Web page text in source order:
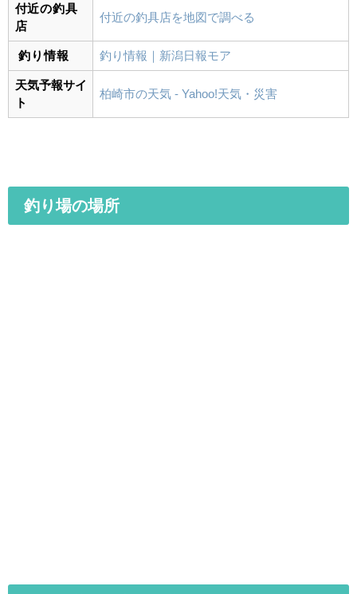
付近の釣具
店
付近の釣具店を地図で調べる
釣り情報 釣り情報｜新潟日報モア
天気予報サイ
ト
柏崎市の天気 - Yahoo!天気・災害
釣り場の場所